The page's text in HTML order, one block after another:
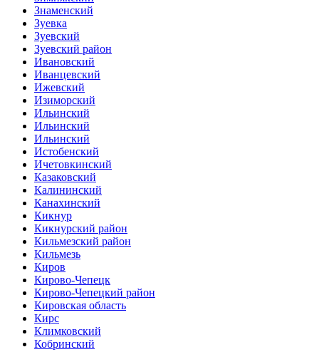
Знаменский
Зуевка
Зуевский
Зуевский район
Ивановский
Иванцевский
Ижевский
Изиморский
Ильинский
Ильинский
Ильинский
Истобенский
Ичетовкинский
Казаковский
Калининский
Канахинский
Кикнур
Кикнурский район
Кильмезский район
Кильмезь
Киров
Кирово-Чепецк
Кирово-Чепецкий район
Кировская область
Кирс
Климковский
Кобринский